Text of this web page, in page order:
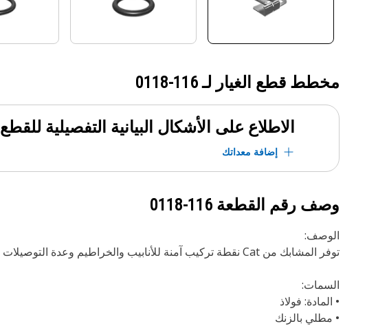
مخطط قطع الغيار لـ116-0118
الاطلاع على الأشكال البيانية التفصيلية للقطع
إضافة معداتك
وصف رقم القطعة 116-0118
الوصف:
توفر المشابك من Cat نقطة تركيب آمنة للأنابيب والخراطيم وعدة التوصيلات الكهربائية والأسلاك والكابلات وملحقات المحرك.
السمات:
• المادة: فولاذ
• مطلي بالزنك